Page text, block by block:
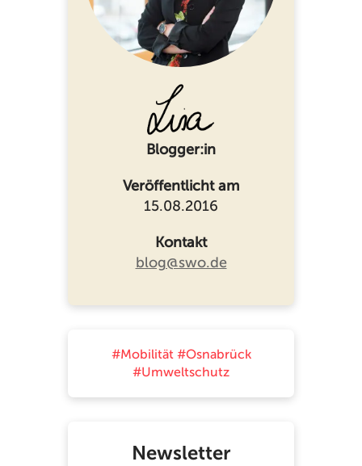
Blogger:in
Veröffentlicht am
15.08.2016
Kontakt
blog@swo.de
#Mobilität #Osnabrück
#Umweltschutz
Newsletter